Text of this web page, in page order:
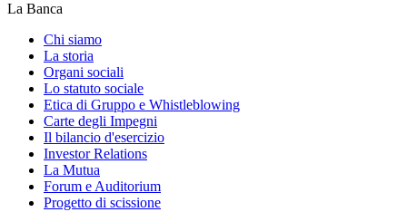
La Banca
Chi siamo
La storia
Organi sociali
Lo statuto sociale
Etica di Gruppo e Whistleblowing
Carte degli Impegni
Il bilancio d'esercizio
Investor Relations
La Mutua
Forum e Auditorium
Progetto di scissione